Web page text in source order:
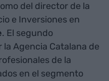
del director de la
e Inversiones en
. El segundo
Agencia Catalana de
de la
en el segmento